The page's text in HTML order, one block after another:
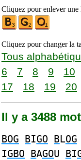
Cliquez pour enlever une
Cliquez pour changer la
Tous
6
7 8 9 10
17
18 19 20
Il y a 3488
BOG BIGO BLOG
IGBO BAGOU BI